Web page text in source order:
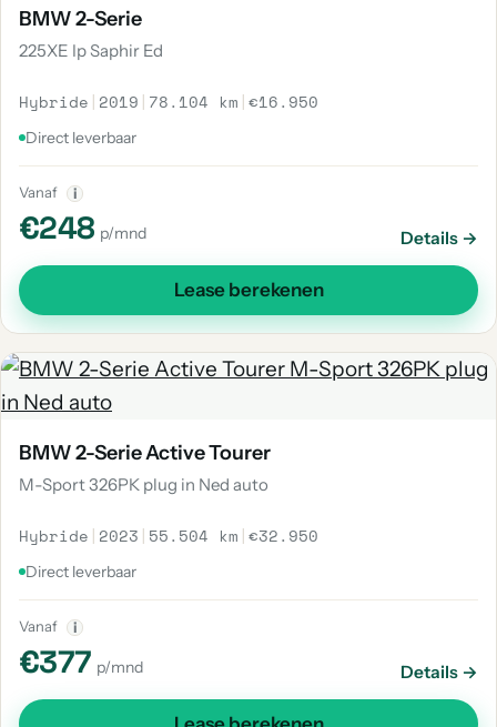
BMW 2-Serie
225XE Ip Saphir Ed
Hybride | 2019 | 78.104 km |€16.950
Direct leverbaar
Vanaf i
€248 p/mnd Details →
Lease berekenen
BMW 2-Serie Active Tourer
M-Sport 326PK plug in Ned auto
Hybride | 2023 | 55.504 km |€32.950
Direct leverbaar
Vanaf i
€377 p/mnd Details →